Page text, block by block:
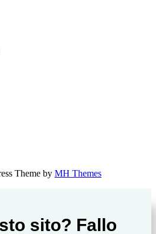
Theme by MH Themes
sito? Fallo